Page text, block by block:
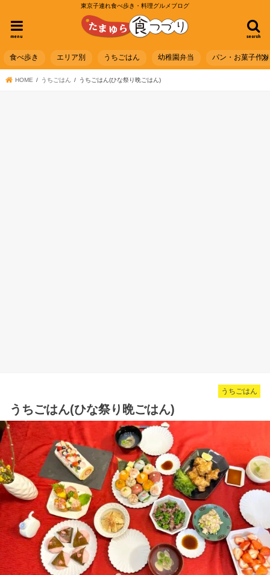
東京子連れ食べ歩き・料理グルメブログ
search
menu
食べ歩き エリア別 うちごはん 幼稚園弁当 パン・お菓子作り
HOME うちごはん うちごはん(ひな祭り晩ごはん)
うちごはん
うちごはん(ひな祭り晩ごはん)